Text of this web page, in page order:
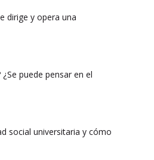
dirige y opera una
¿Se puede pensar en el
social universitaria y cómo